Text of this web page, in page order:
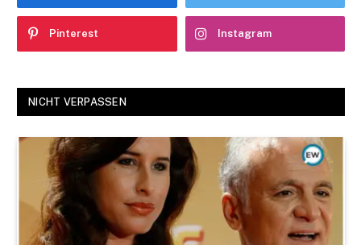
Pinterest Instagram
NICHT VERPASSEN